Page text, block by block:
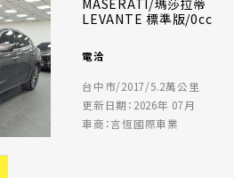
MASERATI/瑪莎拉蒂
LEVANTE 標準版/0cc
電洽
台中市/2017/5.2萬公里
更新日期：2026年 07月
車商：言恆國際車業